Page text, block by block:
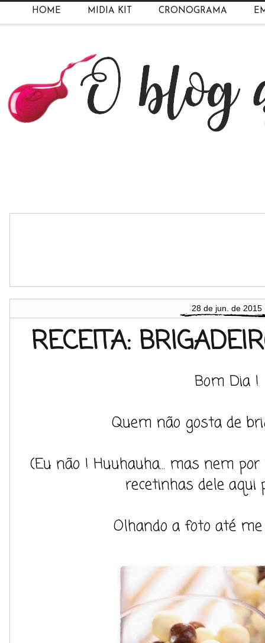
HOME MIDIA KIT CRONOGRAMA
28 de jun. de 2015
RECEITA:
Bom Dia !
Quem não gosta de
(Eu não ! Huuhauha... mas nem
recetinhas dele aqui
Olhando a foto até